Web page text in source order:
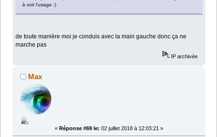
à voir l'usage ;)
de toute manière moi je conduis avec la main gauche donc ça ne
marche pas
IP archivée
Max
« Réponse #69 le: 02 juillet 2018 à 12:03:21 »